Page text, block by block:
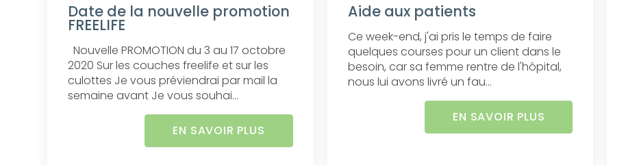
Date de la nouvelle promotion
FREELIFE
Nouvelle PROMOTION du 3 au 17 octobre
2020 Sur les couches freelife et sur les
culottes Je vous préviendrai par mail la
semaine avant Je vous souhai...
EN SAVOIR PLUS
Aide aux patients
Ce week-end, j'ai pris le temps de faire
quelques courses pour un client dans le
besoin, car sa femme rentre de l'hôpital,
nous lui avons livré un fau...
EN SAVOIR PLUS